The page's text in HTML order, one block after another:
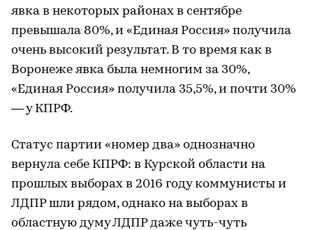
явка в некоторых районах в сентябре
превышала 80%, и «Единая Россия» получила
очень высокий результат. В то время как в
Воронеже явка была немногим за 30%,
«Единая Россия» получила 35,5%, и почти 30%
— у КПРФ.
Статус партии «номер два» однозначно
вернула себе КПРФ: в Курской области на
прошлых выборах в 2016 году коммунисты и
ЛДПР шли рядом, однако на выборах в
областную думу ЛДПР даже чуть-чуть